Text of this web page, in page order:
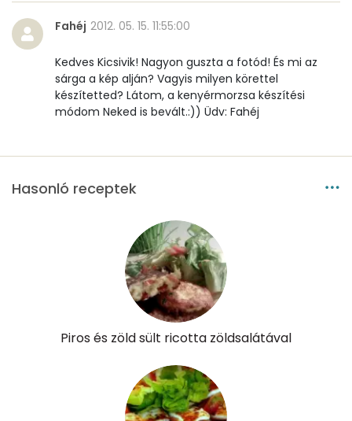
Fahéj 2012. 05. 15. 11:55:00
Kedves Kicsivik! Nagyon guszta a fotód! És mi az
sárga a kép alján? Vagyis milyen körettel
készítetted? Látom, a kenyérmorzsa készítési
módom Neked is bevált.:)) Üdv: Fahéj
Hasonló receptek
Piros és zöld sült ricotta zöldsalátával